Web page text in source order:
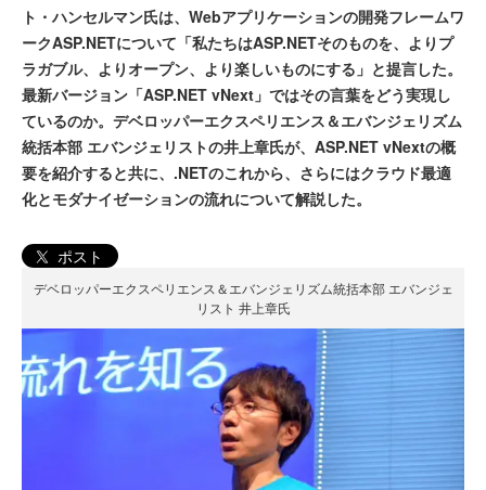
ト・ハンセルマン氏は、Webアプリケーションの開発フレームワ
ークASP.NETについて「私たちはASP.NETそのものを、よりプ
ラガブル、よりオープン、より楽しいものにする」と提言した。
最新バージョン「ASP.NET vNext」ではその言葉をどう実現し
ているのか。デベロッパーエクスペリエンス＆エバンジェリズム
統括本部 エバンジェリストの井上章氏が、ASP.NET vNextの概
要を紹介すると共に、.NETのこれから、さらにはクラウド最適
化とモダナイゼーションの流れについて解説した。
ポスト
デベロッパーエクスペリエンス＆エバンジェリズム統括本部 エバンジェ
リスト 井上章氏